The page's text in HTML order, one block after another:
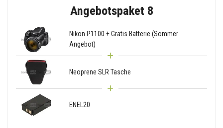
Angebotspaket 8
Nikon P1100 + Gratis Batterie (Sommer
Angebot)
Neoprene SLR Tasche
ENEL20